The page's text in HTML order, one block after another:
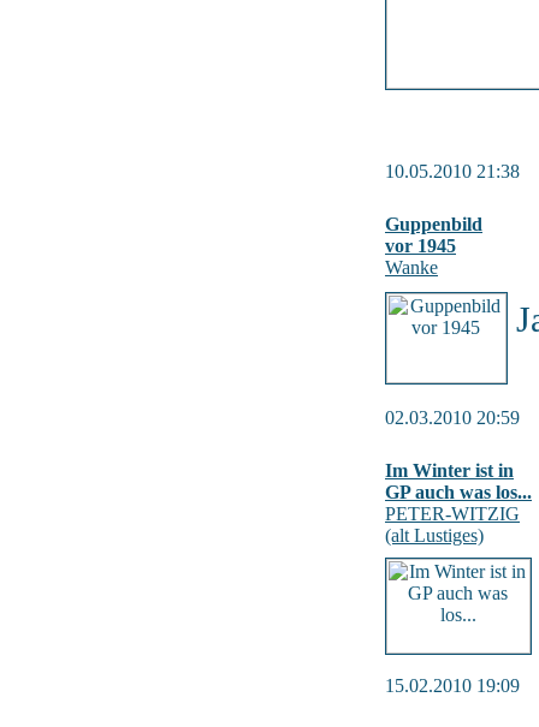
10.05.2010 21:38
Guppenbild
vor 1945
Wanke
02.03.2010 20:59
Im Winter ist in
GP auch was los...
PETER-WITZIG
(alt Lustiges)
15.02.2010 19:09